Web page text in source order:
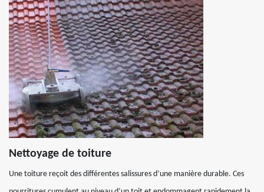
Nettoyage de toiture
Une toiture reçoit des différentes salissures d’une manière durable. Ces